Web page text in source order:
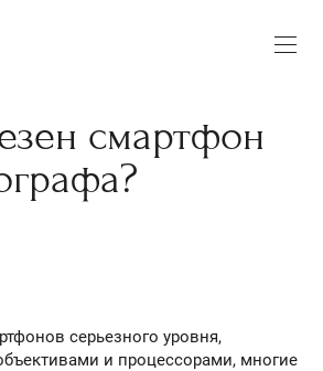
смартфон
серьезного уровня,
и процессорами, многие